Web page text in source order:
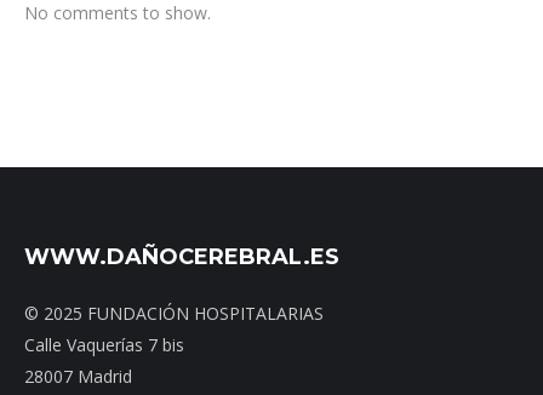
No comments to show.
WWW.DAÑOCEREBRAL.ES
© 2025 FUNDACIÓN HOSPITALARIAS
Calle Vaquerías 7 bis
28007 Madrid